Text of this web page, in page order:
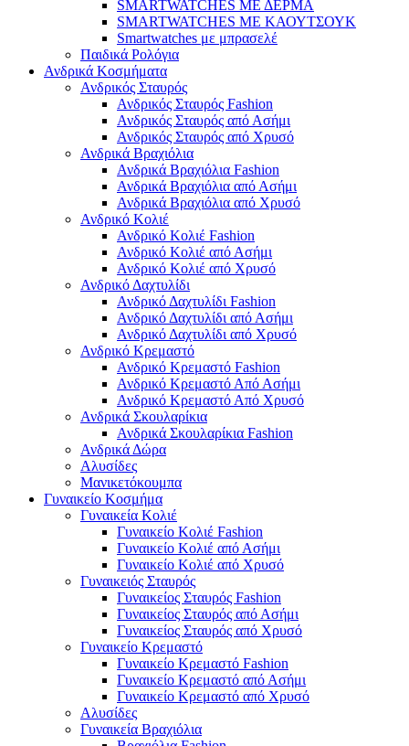
SMARTWATCHES ΜΕ ΔΕΡΜΑ
SMARTWATCHES ΜΕ ΚΑΟΥΤΣΟΥΚ
Smartwatches με μπρασελέ
Παιδικά Ρολόγια
Ανδρικά Κοσμήματα
Ανδρικός Σταυρός
Ανδρικός Σταυρός Fashion
Ανδρικός Σταυρός από Ασήμι
Ανδρικός Σταυρός από Χρυσό
Ανδρικά Βραχιόλια
Ανδρικά Βραχιόλια Fashion
Ανδρικά Βραχιόλια από Ασήμι
Ανδρικά Βραχιόλια από Χρυσό
Ανδρικό Κολιέ
Ανδρικό Κολιέ Fashion
Ανδρικό Κολιέ από Ασήμι
Ανδρικό Κολιέ από Χρυσό
Ανδρικό Δαχτυλίδι
Ανδρικό Δαχτυλίδι Fashion
Ανδρικό Δαχτυλίδι από Ασήμι
Ανδρικό Δαχτυλίδι από Χρυσό
Ανδρικό Κρεμαστό
Ανδρικό Κρεμαστό Fashion
Ανδρικό Κρεμαστό Από Ασήμι
Ανδρικό Κρεμαστό Από Χρυσό
Ανδρικά Σκουλαρίκια
Ανδρικά Σκουλαρίκια Fashion
Ανδρικά Δώρα
Αλυσίδες
Μανικετόκουμπα
Γυναικείο Κοσμήμα
Γυναικεία Κολιέ
Γυναικείο Κολιέ Fashion
Γυναικείο Κολιέ από Ασήμι
Γυναικείο Κολιέ από Χρυσό
Γυναικειός Σταυρός
Γυναικείος Σταυρός Fashion
Γυναικείος Σταυρός από Ασήμι
Γυναικείος Σταυρός από Χρυσό
Γυναικείο Κρεμαστό
Γυναικείο Κρεμαστό Fashion
Γυναικείο Κρεμαστό από Ασήμι
Γυναικείο Κρεμαστό από Χρυσό
Αλυσίδες
Γυναικεία Βραχιόλια